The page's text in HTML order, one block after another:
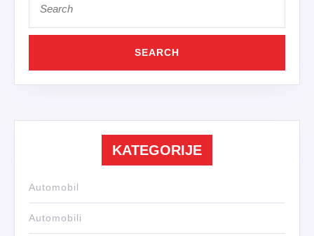
for:
KATEGORIJE
Automobil
Automobili